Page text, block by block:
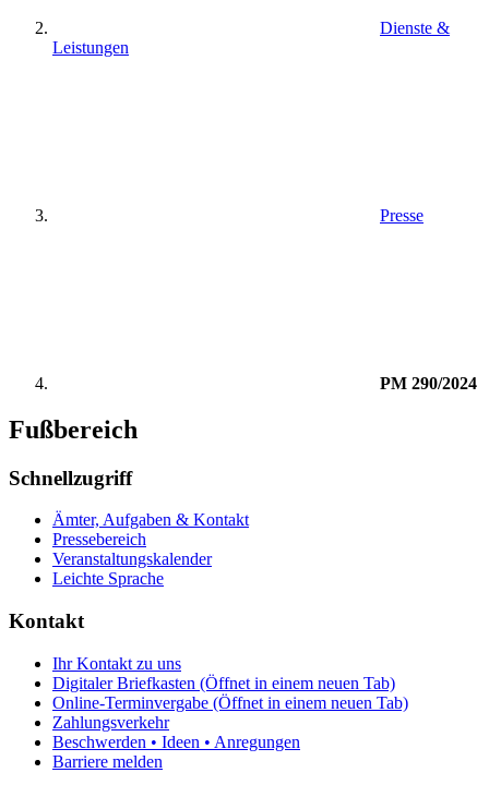
Dienste &
Leistungen
Presse
PM 290/2024
Fußbereich
Schnellzugriff
Ämter, Aufgaben & Kontakt
Pressebereich
Veranstaltungskalender
Leichte Sprache
Kontakt
Ihr Kontakt zu uns
Digitaler Briefkasten (Öffnet in einem neuen Tab)
Online-Terminvergabe (Öffnet in einem neuen Tab)
Zahlungsverkehr
Beschwerden • Ideen • Anregungen
Barriere melden